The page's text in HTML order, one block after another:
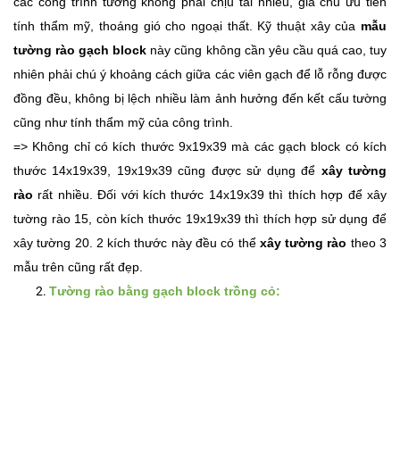
tính thẩm mỹ, thoáng gió cho ngoại thất. Kỹ thuật xây của mẫu
tường rào gạch block này cũng không cần yêu cầu quá cao, tuy
nhiên phải chú ý khoảng cách giữa các viên gạch để lỗ rỗng được
đồng đều, không bị lệch nhiều làm ảnh hưởng đến kết cấu tường
cũng như tính thẩm mỹ của công trình.
=> Không chỉ có kích thước 9x19x39 mà các gạch block có kích
thước 14x19x39, 19x19x39 cũng được sử dụng để xây tường
rào rất nhiều. Đối với kích thước 14x19x39 thì thích hợp để xây
tường rào 15, còn kích thước 19x19x39 thì thích hợp sử dụng để
xây tường 20. 2 kích thước này đều có thểxây tường rào theo 3
mẫu trên cũng rất đẹp.
Tường rào bằng gạch block trồng cỏ: